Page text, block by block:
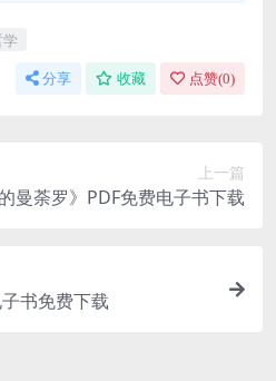
分享 收藏 点赞(0)
上一篇
曼荼罗》PDF免费电子书下载
书免费下载